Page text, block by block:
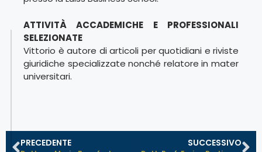
ATTIVITÀ ACCADEMICHE E PROFESSIONALI
SELEZIONATE
Vittorio è autore di articoli per quotidiani e riviste
giuridiche specializzate nonché relatore in mater
universitari.
PRECEDENTE SUCCESSIVO